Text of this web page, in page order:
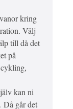
kring
Välj
till då det
på
kan ni
Då går det